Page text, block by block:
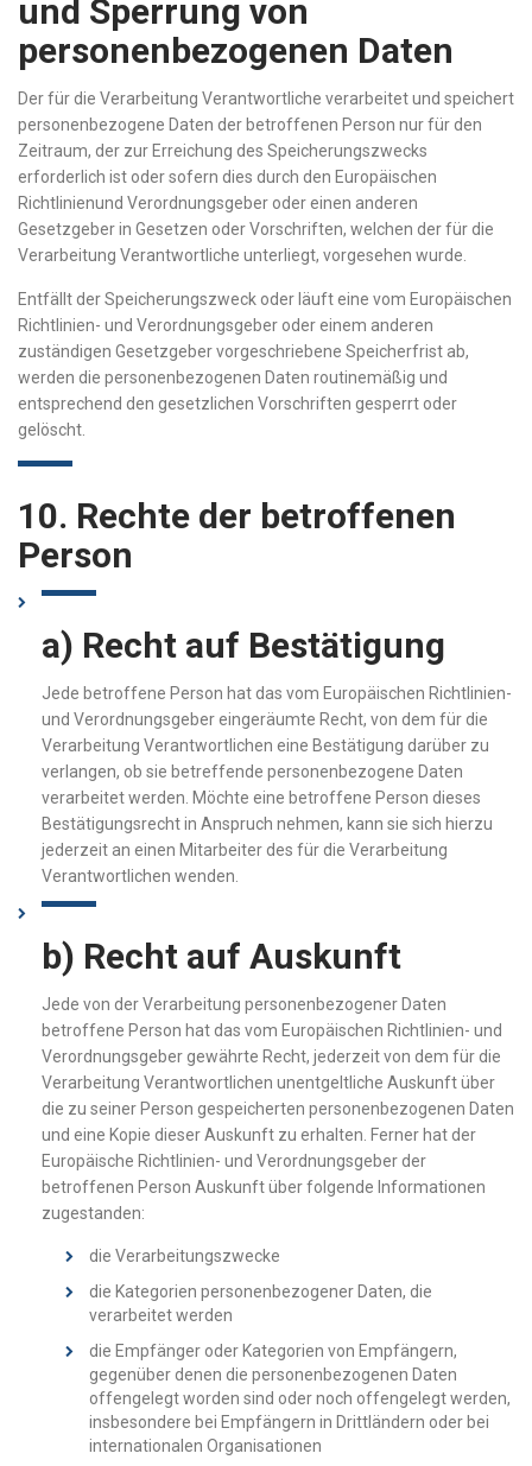
und Sperrung von
personenbezogenen Daten
Der für die Verarbeitung Verantwortliche verarbeitet und speichert
personenbezogene Daten der betroffenen Person nur für den
Zeitraum, der zur Erreichung des Speicherungszwecks
erforderlich ist oder sofern dies durch den Europäischen
Richtlinienund Verordnungsgeber oder einen anderen
Gesetzgeber in Gesetzen oder Vorschriften, welchen der für die
Verarbeitung Verantwortliche unterliegt, vorgesehen wurde.
Entfällt der Speicherungszweck oder läuft eine vom Europäischen
Richtlinien- und Verordnungsgeber oder einem anderen
zuständigen Gesetzgeber vorgeschriebene Speicherfrist ab,
werden die personenbezogenen Daten routinemäßig und
entsprechend den gesetzlichen Vorschriften gesperrt oder
gelöscht.
10. Rechte der betroffenen
Person
a) Recht auf Bestätigung
Jede betroffene Person hat das vom Europäischen Richtlinien-
und Verordnungsgeber eingeräumte Recht, von dem für die
Verarbeitung Verantwortlichen eine Bestätigung darüber zu
verlangen, ob sie betreffende personenbezogene Daten
verarbeitet werden. Möchte eine betroffene Person dieses
Bestätigungsrecht in Anspruch nehmen, kann sie sich hierzu
jederzeit an einen Mitarbeiter des für die Verarbeitung
Verantwortlichen wenden.
b) Recht auf Auskunft
Jede von der Verarbeitung personenbezogener Daten
betroffene Person hat das vom Europäischen Richtlinien- und
Verordnungsgeber gewährte Recht, jederzeit von dem für die
Verarbeitung Verantwortlichen unentgeltliche Auskunft über
die zu seiner Person gespeicherten personenbezogenen Daten
und eine Kopie dieser Auskunft zu erhalten. Ferner hat der
Europäische Richtlinien- und Verordnungsgeber der
betroffenen Person Auskunft über folgende Informationen
zugestanden:
die Verarbeitungszwecke
die Kategorien personenbezogener Daten, die
verarbeitet werden
die Empfänger oder Kategorien von Empfängern,
gegenüber denen die personenbezogenen Daten
offengelegt worden sind oder noch offengelegt werden,
insbesondere bei Empfängern in Drittländern oder bei
internationalen Organisationen